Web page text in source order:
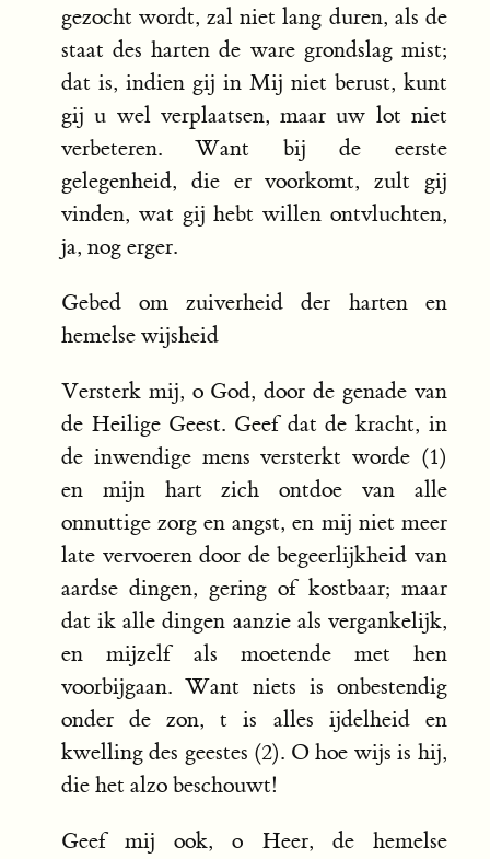
gezocht wordt, zal niet lang duren, als de
staat des harten de ware grondslag mist;
dat is, indien gij in Mij niet berust, kunt
gij u wel verplaatsen, maar uw lot niet
verbeteren. Want bij de eerste
gelegenheid, die er voorkomt, zult gij
vinden, wat gij hebt willen ontvluchten,
ja, nog erger.
Gebed om zuiverheid der harten en
hemelse wijsheid
Versterk mij, o God, door de genade van
de Heilige Geest. Geef dat de kracht, in
de inwendige mens versterkt worde (1)
en mijn hart zich ontdoe van alle
onnuttige zorg en angst, en mij niet meer
late vervoeren door de begeerlijkheid van
aardse dingen, gering of kostbaar; maar
dat ik alle dingen aanzie als vergankelijk,
en mijzelf als moetende met hen
voorbijgaan. Want niets is onbestendig
onder de zon, t is alles ijdelheid en
kwelling des geestes (2). O hoe wijs is hij,
die het alzo beschouwt!
Geef mij ook, o Heer, de hemelse